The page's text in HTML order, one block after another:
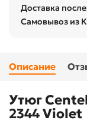
Доставка
Самовывоз из
Описание
Утюг
2344 Violet